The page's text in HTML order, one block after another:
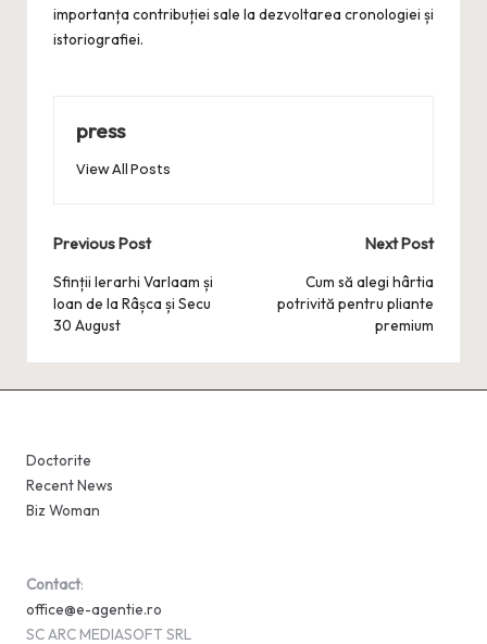
importanța contribuției sale la dezvoltarea cronologiei și
istoriografiei.
press
View All Posts
Post
navigation
Previous Post
Sfinții Ierarhi Varlaam și
Ioan de la Râșca și Secu
30 August
Next Post
Cum să alegi hârtia
potrivită pentru pliante
premium
Doctorite
Recent News
Biz Woman
Contact:
office@e-agentie.ro
SC ARC MEDIASOFT SRL